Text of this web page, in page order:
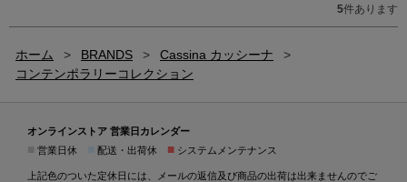
5件あります
ホーム > BRANDS > Cassina カッシーナ
>
コンテンポラリーコレクション
オンラインストア 営業日カレンダー
営業日休 配送・出荷休 ■ システムメンテナンス
上記色のついた定休日には、メールの返信及び商品の出荷は出来ませんのでご